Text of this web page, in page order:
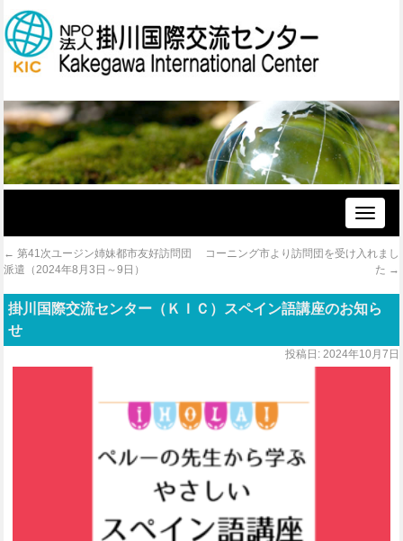
Toggle
← 第41次ユージン姉妹都市友好訪問団
派遣（2024年8月3日～9日）
コーニング市より訪問団を受け入れまし
た →
掛川国際交流センター（ＫＩＣ）スペイン語講座のお知ら
せ
投稿日: 2024年10月7日